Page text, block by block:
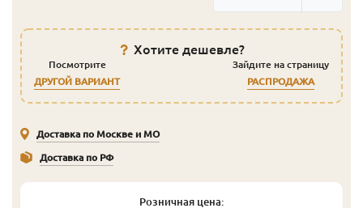
Хотите дешевле?
Посмотрите
ДРУГОЙ ВАРИАНТ
Зайдите на страницу
РАСПРОДАЖА
Доставка по Москве и МО
Доставка по РФ
Розничная цена: